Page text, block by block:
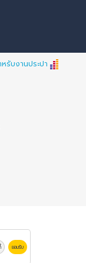
รับงานประปา
ยอมรับ